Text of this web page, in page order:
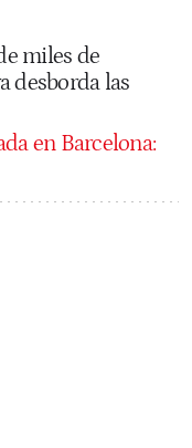
miles de
desborda las
en Barcelona: